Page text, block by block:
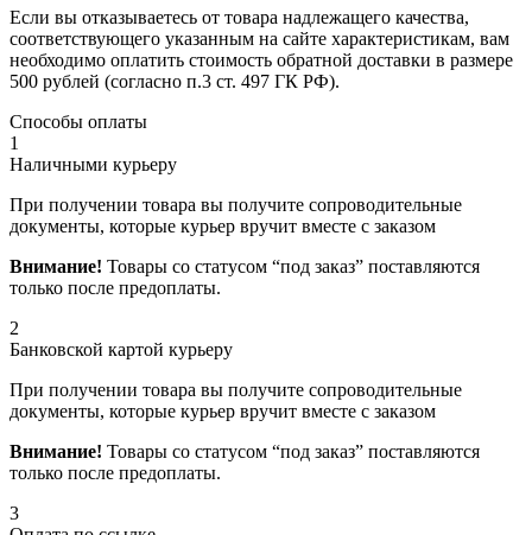
Если вы отказываетесь от товара надлежащего качества,
соответствующего указанным на сайте характеристикам, вам
необходимо оплатить стоимость обратной доставки в размере
500 рублей (согласно п.3 ст. 497 ГК РФ).
Способы оплаты
1
Наличными курьеру
При получении товара вы получите сопроводительные
документы, которые курьер вручит вместе с заказом
Внимание! Товары со статусом “под заказ” поставляются
только после предоплаты.
2
Банковской картой курьеру
При получении товара вы получите сопроводительные
документы, которые курьер вручит вместе с заказом
Внимание! Товары со статусом “под заказ” поставляются
только после предоплаты.
3